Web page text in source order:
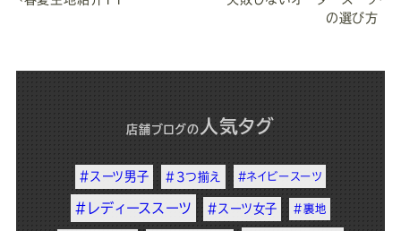
の選び方
店舗ブログ の 人気タグ
#スーツ男子 #3つ揃え #ネイビースーツ
#レディーススーツ #スーツ女子 #裏地